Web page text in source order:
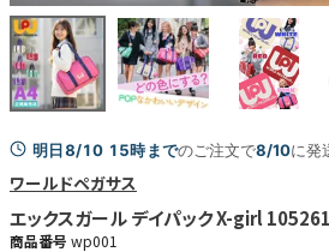
明日8/10 15時までのご注文で8/10に発
ワールドペガサス
エックスガール デイパック X-girl
商品番号 wp001